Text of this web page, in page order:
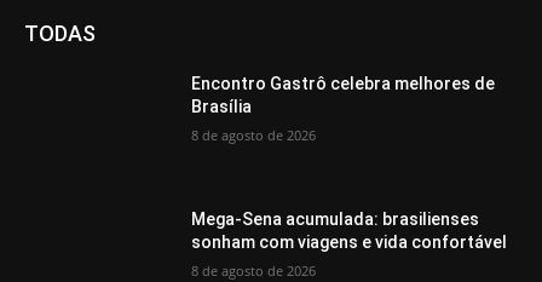
TODAS
Encontro Gastrô celebra melhores de
Brasília
8 de agosto de 2026
Mega-Sena acumulada: brasilienses
sonham com viagens e vida confortável
8 de agosto de 2026